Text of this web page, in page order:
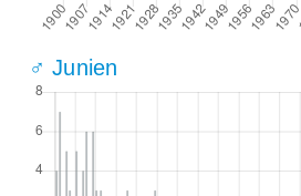
♂ Junien